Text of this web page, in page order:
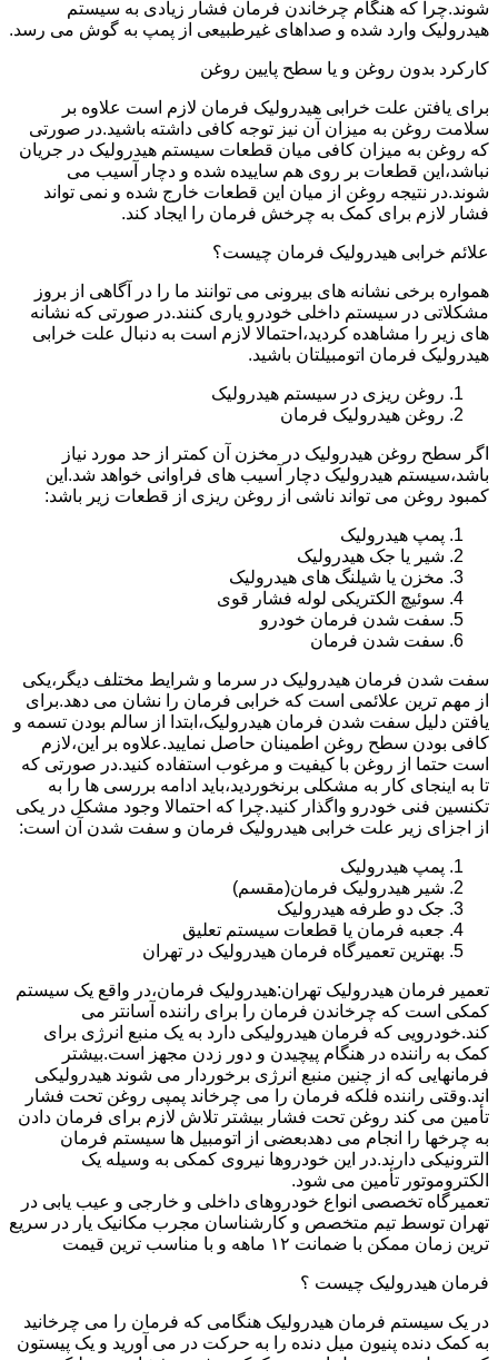
شوند.چرا که هنگام چرخاندن فرمان فشار زیادی به سیستم
هیدرولیک وارد شده و صداهای غیرطبیعی از پمپ به گوش می رسد.
کارکرد بدون روغن و یا سطح پایین روغن
برای یافتن علت خرابی هیدرولیک فرمان لازم است علاوه بر
سلامت روغن به میزان آن نیز توجه کافی داشته باشید.در صورتی
که روغن به میزان کافی میان قطعات سیستم هیدرولیک در جریان
نباشد،این قطعات بر روی هم ساییده شده و دچار آسیب می
شوند.در نتیجه روغن از میان این قطعات خارج شده و نمی تواند
فشار لازم برای کمک به چرخش فرمان را ایجاد کند.
علائم خرابی هیدرولیک فرمان چیست؟
همواره برخی نشانه های بیرونی می توانند ما را در آگاهی از بروز
مشکلاتی در سیستم داخلی خودرو یاری کنند.در صورتی که نشانه
های زیر را مشاهده کردید،احتمالا لازم است به دنبال علت خرابی
هیدرولیک فرمان اتومبیلتان باشید.
روغن ریزی در سیستم هیدرولیک
روغن هیدرولیک فرمان
اگر سطح روغن هیدرولیک در مخزن آن کمتر از حد مورد نیاز
باشد،سیستم هیدرولیک دچار آسیب های فراوانی خواهد شد.این
کمبود روغن می تواند ناشی از روغن ریزی از قطعات زیر باشد:
پمپ هیدرولیک
شیر یا جک هیدرولیک
مخزن یا شیلنگ های هیدرولیک
سوئیچ الکتریکی لوله فشار قوی
سفت شدن فرمان خودرو
سفت شدن فرمان
سفت شدن فرمان هیدرولیک در سرما و شرایط مختلف دیگر،یکی
از مهم ترین علائمی است که خرابی فرمان را نشان می دهد.برای
یافتن دلیل سفت شدن فرمان هیدرولیک،ابتدا از سالم بودن تسمه و
کافی بودن سطح روغن اطمینان حاصل نمایید.علاوه بر این،لازم
است حتما از روغن با کیفیت و مرغوب استفاده کنید.در صورتی که
تا به اینجای کار به مشکلی برنخوردید،باید ادامه بررسی ها را به
تکنسین فنی خودرو واگذار کنید.چرا که احتمالا وجود مشکل در یکی
از اجزای زیر علت خرابی هیدرولیک فرمان و سفت شدن آن است:
پمپ هیدرولیک
شیر هیدرولیک فرمان(مقسم)
جک دو طرفه هیدرولیک
جعبه فرمان یا قطعات سیستم تعلیق
بهترین تعمیرگاه فرمان هیدرولیک در تهران
تعمیر فرمان هیدرولیک تهران:هیدرولیک فرمان،در واقع یک سیستم
کمکی است که چرخاندن فرمان را برای راننده آسانتر می
کند.خودرویی که فرمان هیدرولیکی دارد به یک منبع انرژی برای
کمک به راننده در هنگام پیچیدن و دور زدن مجهز است.بیشتر
فرمانهایی که از چنین منبع انرژی برخوردار می شوند هیدرولیکی
اند.وقتی راننده فلکه فرمان را می چرخاند پمپی روغن تحت فشار
تأمین می کند روغن تحت فشار بیشتر تلاش لازم برای فرمان دادن
به چرخها را انجام می دهدبعضی از اتومبیل ها سیستم فرمان
الترونیکی دارند.در این خودروها نیروی کمکی به وسیله یک
الکتروموتور تأمین می شود.
تعمیرگاه تخصصی انواع خودروهای داخلی و خارجی و عیب یابی در
تهران توسط تیم متخصص و کارشناسان مجرب مکانیک یار در سریع
ترین زمان ممکن با ضمانت ۱۲ ماهه و با مناسب ترین قیمت
فرمان هیدرولیک چیست ؟
در یک سیستم فرمان هیدرولیک هنگامی که فرمان را می چرخانید
به کمک دنده پنیون میل دنده را به حرکت در می آورید و یک پیستون